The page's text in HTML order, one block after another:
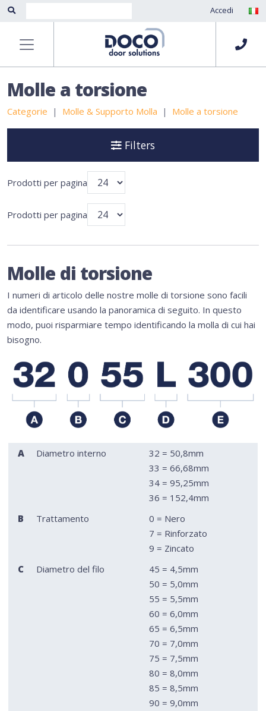
Accedi
Molle a torsione
Categorie Molle & Supporto Molla Molle a torsione
Filters
Prodotti per pagina
Prodotti per pagina
Molle di torsione
I numeri di articolo delle nostre molle di torsione sono facili
da identificare usando la panoramica di seguito. In questo
modo, puoi risparmiare tempo identificando la molla di cui hai
bisogno.
A Diametro interno
32 = 50,8mm
33 = 66,68mm
34 = 95,25mm
36 = 152,4mm
B
Trattamento
0 = Nero
7 = Rinforzato
9 = Zincato
C
Diametro del filo
45 = 4,5mm
50 = 5,0mm
55 = 5,5mm
60 = 6,0mm
65 = 6,5mm
70 = 7,0mm
75 = 7,5mm
80 = 8,0mm
85 = 8,5mm
90 = 9,0mm